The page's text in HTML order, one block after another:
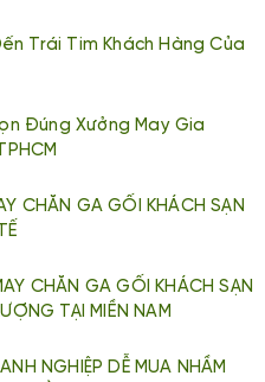
Trái Tim Khách Hàng Của
Đúng Xưởng May Gia
CHĂN GA GỐI KHÁCH SẠN
CHĂN GA GỐI KHÁCH SẠN
TẠI MIỀN NAM
NGHIỆP DỄ MUA NHẦM